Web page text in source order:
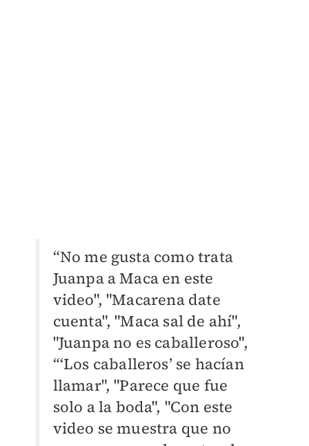
“No me gusta como trata
Juanpa a Maca en este
video", "Macarena date
cuenta", "Maca sal de ahí",
"Juanpa no es caballeroso",
“‘Los caballeros’ se hacían
llamar", "Parece que fue
solo a la boda", "Con este
video se muestra que no